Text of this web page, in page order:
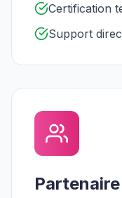
Certification
Support